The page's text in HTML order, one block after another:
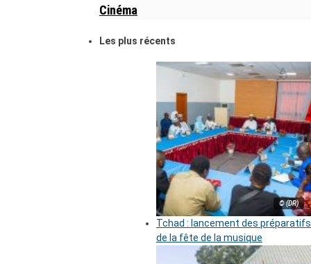
Cinéma
Les plus récents
© (DR)
Tchad : lancement des préparatifs
de la fête de la musique